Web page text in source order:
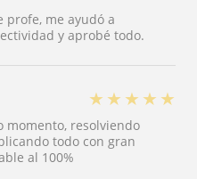
profe, me ayudó a
y aprobé todo.
★ ★ ★ ★ ★
momento, resolviendo
todo con gran
al 100%